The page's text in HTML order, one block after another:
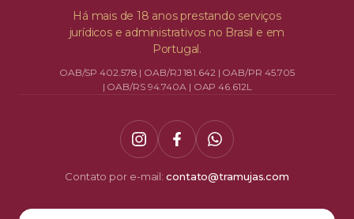
Há mais de 18 anos prestando serviços
jurídicos e administrativos no Brasil e em
Portugal.
OAB/SP 402.578 | OAB/RJ 181.642 | OAB/PR 45.705
| OAB/RS 94.740A | OAP 46.612L
Contato por e-mail: contato@tramujas.com